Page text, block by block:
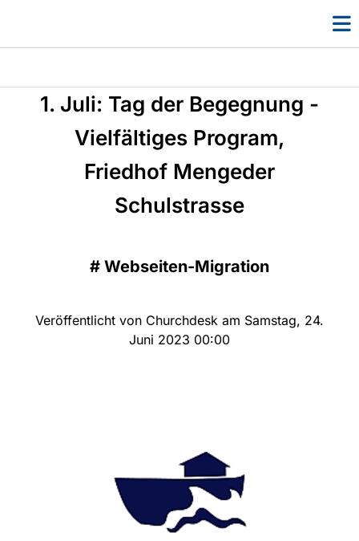
1. Juli: Tag der Begegnung -
Vielfältiges Program,
Friedhof Mengeder
Schulstrasse
# Webseiten-Migration
Veröffentlicht von Churchdesk am Samstag, 24.
Juni 2023 00:00